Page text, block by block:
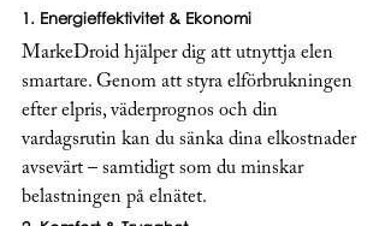
1. Energieffektivitet & Ekonomi
MarkeDroid hjälper dig att utnyttja elen
smartare. Genom att styra elförbrukningen
efter elpris, väderprognos och din
vardagsrutin kan du sänka dina elkostnader
avsevärt – samtidigt som du minskar
belastningen på elnätet.